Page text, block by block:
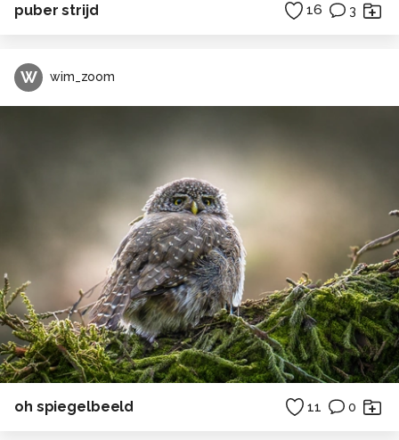
puber strijd 16 3
W wim_zoom
oh spiegelbeeld 11 0